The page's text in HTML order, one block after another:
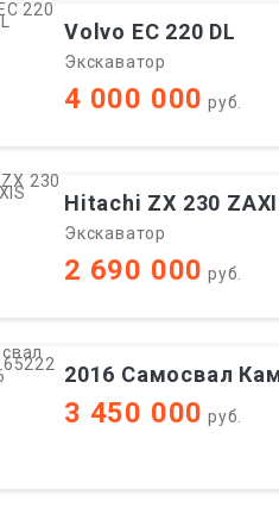
Volvo EC 220 DL
Экскаватор
4 000 000 руб.
Hitachi ZX 230
Экскаватор
2 690 000 руб.
2016 Самосвал
3 450 000 руб.